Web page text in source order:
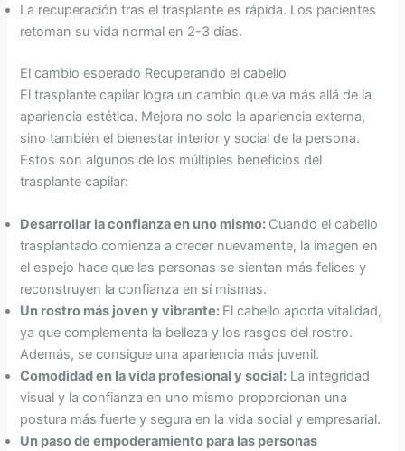
La recuperación tras el trasplante es rápida. Los pacientes
retoman su vida normal en 2-3 días.
El cambio esperado Recuperando el cabello
El trasplante capilar logra un cambio que va más allá de la
apariencia estética. Mejora no solo la apariencia externa,
sino también el bienestar interior y social de la persona.
Estos son algunos de los múltiples beneficios del
trasplante capilar:
Desarrollar la confianza en uno mismo: Cuando el cabello
trasplantado comienza a crecer nuevamente, la imagen en
el espejo hace que las personas se sientan más felices y
reconstruyen la confianza en sí mismas.
Un rostro más joven y vibrante: El cabello aporta vitalidad,
ya que complementa la belleza y los rasgos del rostro.
Además, se consigue una apariencia más juvenil.
Comodidad en la vida profesional y social: La integridad
visual y la confianza en uno mismo proporcionan una
postura más fuerte y segura en la vida social y empresarial.
Un paso de empoderamiento para las personas